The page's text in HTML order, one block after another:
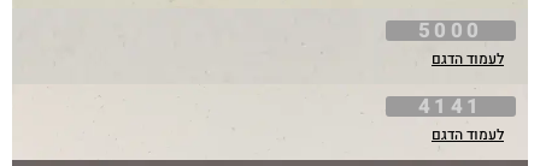
5000
לעמוד הדגם
4141
לעמוד הדגם